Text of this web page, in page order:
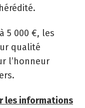
5 000 €, les
qualité
l’honneur
les informations